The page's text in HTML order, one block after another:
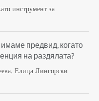
инструмент за
предвид, когато
на раздялата?
Елица Лингорски